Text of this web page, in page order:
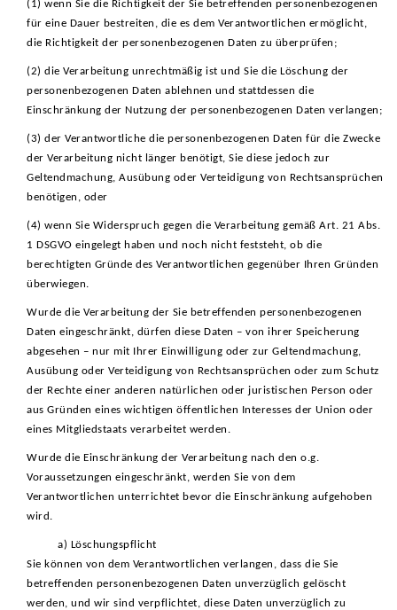
(1) wenn Sie die Richtigkeit der Sie betreffenden personenbezogenen
für eine Dauer bestreiten, die es dem Verantwortlichen ermöglicht,
die Richtigkeit der personenbezogenen Daten zu überprüfen;
(2) die Verarbeitung unrechtmäßig ist und Sie die Löschung der
personenbezogenen Daten ablehnen und stattdessen die
Einschränkung der Nutzung der personenbezogenen Daten verlangen;
(3) der Verantwortliche die personenbezogenen Daten für die Zwecke
der Verarbeitung nicht länger benötigt, Sie diese jedoch zur
Geltendmachung, Ausübung oder Verteidigung von Rechtsansprüchen
benötigen, oder
(4) wenn Sie Widerspruch gegen die Verarbeitung gemäß Art. 21 Abs.
1 DSGVO eingelegt haben und noch nicht feststeht, ob die
berechtigten Gründe des Verantwortlichen gegenüber Ihren Gründen
überwiegen.
Wurde die Verarbeitung der Sie betreffenden personenbezogenen
Daten eingeschränkt, dürfen diese Daten – von ihrer Speicherung
abgesehen – nur mit Ihrer Einwilligung oder zur Geltendmachung,
Ausübung oder Verteidigung von Rechtsansprüchen oder zum Schutz
der Rechte einer anderen natürlichen oder juristischen Person oder
aus Gründen eines wichtigen öffentlichen Interesses der Union oder
eines Mitgliedstaats verarbeitet werden.
Wurde die Einschränkung der Verarbeitung nach den o.g.
Voraussetzungen eingeschränkt, werden Sie von dem
Verantwortlichen unterrichtet bevor die Einschränkung aufgehoben
wird.
a) Löschungspflicht
Sie können von dem Verantwortlichen verlangen, dass die Sie
betreffenden personenbezogenen Daten unverzüglich gelöscht
werden, und wir sind verpflichtet, diese Daten unverzüglich zu